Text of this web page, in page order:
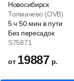
Новосибирск
Толмачево (OVB)
5ч 50 мин в пути
Без пересадок
S75871
от 19887 р.